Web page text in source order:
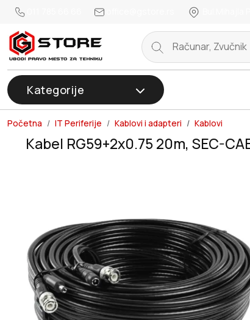
Kategorije
Početna IT Periferije Kablovi i adapteri Kablovi
Kabel RG59+2x0.75 20m, SEC-